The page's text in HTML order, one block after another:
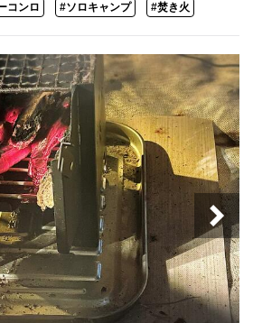
コンロ #ソロキャンプ #焚き火